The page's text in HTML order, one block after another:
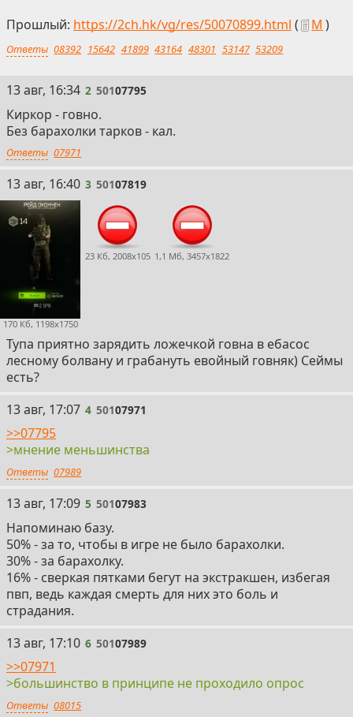
Прошлый: https://2ch.hk/vg/res/50070899.html ( М )
Ответы 08392 15642 41899 43164 48301 53147 53209
2
13 авг, 16:34 2 50107795
Киркор - говно.
Без барахолки тарков - кал.
Ответы 07971
3
13 авг, 16:40 3 50107819
170 Кб, 1198x1750
23 Кб, 2008x105 1,1 Мб, 3457x1822
Тупа приятно зарядить ложечкой говна в ебасос
лесному болвану и грабануть евойный говняк) Сеймы
есть?
4
13 авг, 17:07 4 50107971
>>07795
>мнение меньшинства
Ответы 07989
5
13 авг, 17:09 5 50107983
Напоминаю базу.
50% - за то, чтобы в игре не было барахолки.
30% - за барахолку.
16% - сверкая пятками бегут на экстракшен, избегая
пвп, ведь каждая смерть для них это боль и
страдания.
6
13 авг, 17:10 6 50107989
>>07971
>большинство в принципе не проходило опрос
Ответы 08015